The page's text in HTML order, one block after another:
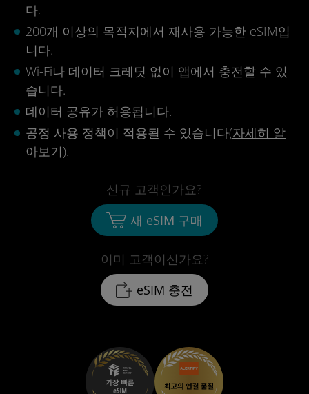
다.
200개 이상의 목적지에서 재사용 가능한 eSIM입
니다.
Wi-Fi나 데이터 크레딧 없이 앱에서 충전할 수 있
습니다.
데이터 공유가 허용됩니다.
공정 사용 정책이 적용될 수 있습니다(자세히 알
아보기).
이미 고객이신가요?
eSIM 충전
신규 고객인가요?
새 eSIM 구매